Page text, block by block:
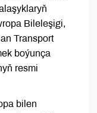
Bileleşigi,
Transport
boýunça
resmi
bilen